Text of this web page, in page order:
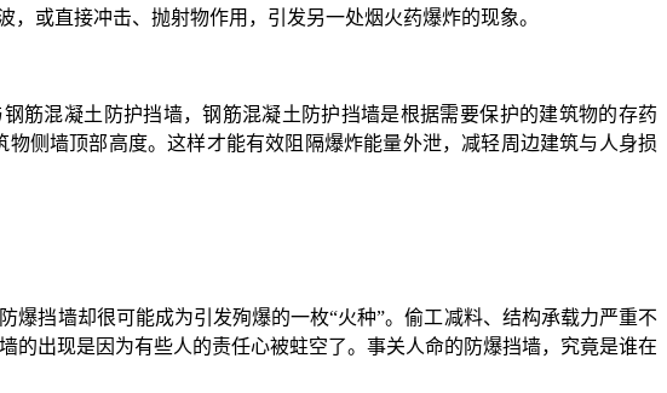
或直接冲击、抛射物作用，引发另一处烟火药爆炸的现象。
混凝土防护挡墙，钢筋混凝土防护挡墙是根据需要保护的建筑物的存药
侧墙顶部高度。这样才能有效阻隔爆炸能量外泄，减轻周边建筑与人身损
挡墙却很可能成为引发殉爆的一枚“火种”。偷工减料、结构承载力严重不
出现是因为有些人的责任心被蛀空了。事关人命的防爆挡墙，究竟是谁在